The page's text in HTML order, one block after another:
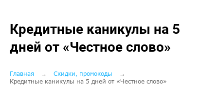
Кредитные каникулы на 5
дней от «Честное слово»
Строка
Главная
Скидки, промокоды
Кредитные каникулы на 5 дней от «Честное слово»